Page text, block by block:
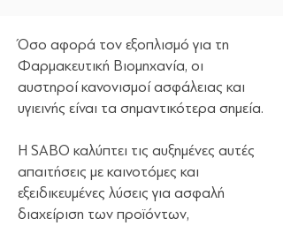
Όσο αφορά τον εξοπλισμό για τη
Φαρμακευτική Βιομηχανία, οι
αυστηροί κανονισμοί ασφάλειας και
υγιεινής είναι τα σημαντικότερα σημεία.
Η SABO καλύπτει τις αυξημένες αυτές
απαιτήσεις με καινοτόμες και
εξειδικευμένες λύσεις για ασφαλή
διαχείριση των προϊόντων,